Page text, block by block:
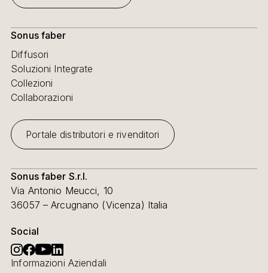
Sonus faber S.r.l.
Via Antonio Meucci, 10
36057 – Arcugnano (Vicenza) Italia
Social
Sonus faber
Diffusori
Soluzioni Integrate
Collezioni
Collaborazioni
Portale distributori e rivenditori
Informazioni Aziendali